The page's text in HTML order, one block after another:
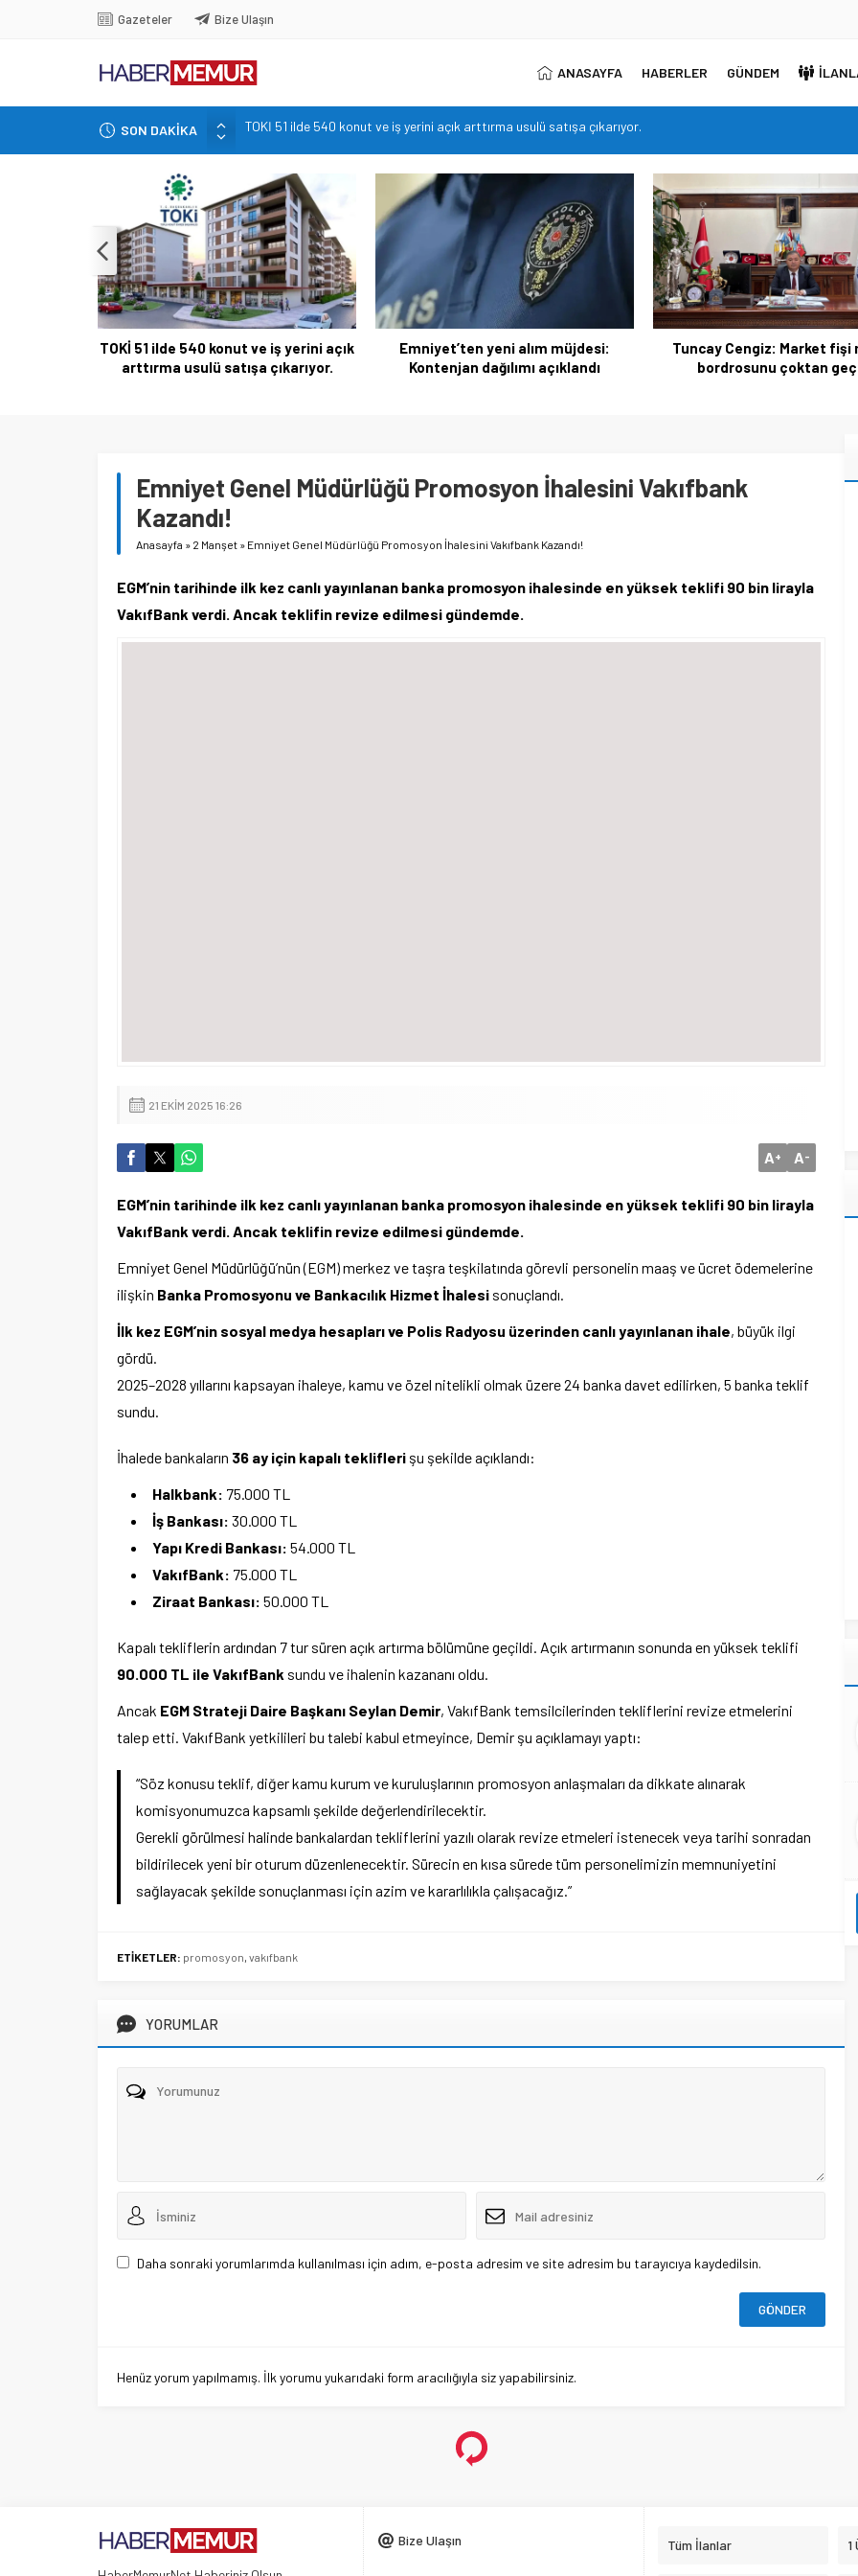
Gazeteler Bize Ulaşın
ANASAYFA HABERLER GÜNDEM
SON DAKİKA
İçişleri Bakanlığı, Görevde Yükselme ve Unvan Değişikliği Yazılı Sınavları’nın tarihlerini duyurdu.
Emniyet’ten yeni alım müjdesi: Kontenjan dağılımı açıklandı
Tuncay Cengiz: Market fişi maaş bordrosunu çoktan geçti
Erdal Beşikçioğlu tutuklandı: 39 kişi cezaevine gönderildi
TOKİ 51 ilde 540 konut ve iş yerini açık arttırma usulü satışa çıkarıyor.
TOKİ 51 ilde 540 konut ve iş yerini açık
arttırma usulü satışa çıkarıyor.
Emniyet’ten yeni alım müjdesi:
Kontenjan dağılımı açıklandı
Tuncay Cengiz: Market fişi
bordrosunu çoktan
Emniyet Genel Müdürlüğü Promosyon İhalesini Vakıfbank
Kazandı!
Anasayfa » 2 Manşet » Emniyet Genel Müdürlüğü Promosyon İhalesini Vakıfbank Kazandı!
EGM’nin tarihinde ilk kez canlı yayınlanan banka promosyon ihalesinde en yüksek teklifi 90 bin lirayla
VakıfBank verdi. Ancak teklifin revize edilmesi gündemde.
21 EKIM 2025 16:26
A+ A-
EGM’nin tarihinde ilk kez canlı yayınlanan banka promosyon ihalesinde en yüksek teklifi 90 bin lirayla
VakıfBank verdi. Ancak teklifin revize edilmesi gündemde.
Emniyet Genel Müdürlüğü’nün (EGM) merkez ve taşra teşkilatında görevli personelin maaş ve ücret ödemelerine
ilişkin Banka Promosyonu ve Bankacılık Hizmet İhalesi sonuçlandı.
İlk kez EGM’nin sosyal medya hesapları ve Polis Radyosu üzerinden canlı yayınlanan ihale, büyük ilgi
gördü.
2025–2028 yıllarını kapsayan ihaleye, kamu ve özel nitelikli olmak üzere 24 banka davet edilirken, 5 banka teklif
sundu.
İhalede bankaların 36 ay için kapalı teklifleri şu şekilde açıklandı:
Halkbank: 75.000 TL
İş Bankası: 30.000 TL
Yapı Kredi Bankası: 54.000 TL
VakıfBank: 75.000 TL
Ziraat Bankası: 50.000 TL
Kapalı tekliflerin ardından 7 tur süren açık artırma bölümüne geçildi. Açık artırmanın sonunda en yüksek teklifi
90.000 TL ile VakıfBank sundu ve ihalenin kazananı oldu.
Ancak EGM Strateji Daire Başkanı Seylan Demir, VakıfBank temsilcilerinden tekliflerini revize etmelerini
talep etti. VakıfBank yetkilileri bu talebi kabul etmeyince, Demir şu açıklamayı yaptı:
“Söz konusu teklif, diğer kamu kurum ve kuruluşlarının promosyon anlaşmaları da dikkate alınarak
komisyonumuzca kapsamlı şekilde değerlendirilecektir.
Gerekli görülmesi halinde bankalardan tekliflerini yazılı olarak revize etmeleri istenecek veya tarihi sonradan
bildirilecek yeni bir oturum düzenlenecektir. Sürecin en kısa sürede tüm personelimizin memnuniyetini
sağlayacak şekilde sonuçlanması için azim ve kararlılıkla çalışacağız.”
ETİKETLER: promosyon, vakıfbank
YORUMLAR
Daha sonraki yorumlarımda kullanılması için adım, e-posta adresim ve site adresim bu tarayıcıya kaydedilsin.
Henüz yorum yapılmamış. İlk yorumu yukarıdaki form aracılığıyla siz yapabilirsiniz.
Bize Ulaşın Tüm İlanlar 1